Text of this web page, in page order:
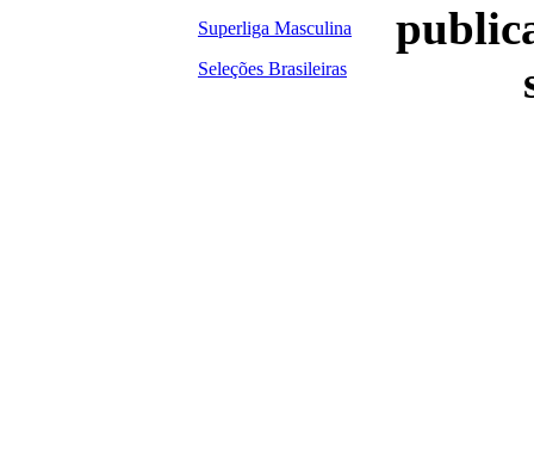
Superliga Masculina
Seleções Brasileiras